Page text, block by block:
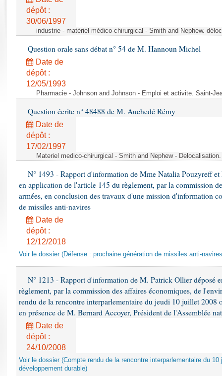
Rapports d'enquête
Rapports législatifs
Dossiers législatifs
Budget et sécurité sociale
Questions écrites et orales
dépôt :
30/06/1997
industrie - matériel médico-chirurgical - Smith and Nephew.
Question orale sans débat n° 54 de M. Hannoun Michel
Date de
dépôt :
12/05/1993
Pharmacie - Johnson and Johnson - Emploi et activite. Saint-
Question écrite n° 48488 de M. Auchedé Rémy
Date de
dépôt :
17/02/1997
Materiel medico-chirurgical - Smith and Nephew -
N° 1493 - Rapport d'information de Mme Natalia Pouzyreff
en application de l'article 145 du règlement, par la commission
armées, en conclusion des travaux d'une mission d'information
de missiles anti-navires
Date de
dépôt :
12/12/2018
Voir le dossier (Défense : prochaine génération de missiles anti-
N° 1213 - Rapport d'information de M. Patrick Ollier déposé
règlement, par la commission des affaires économiques, de
rendu de la rencontre interparlementaire du jeudi 10 juillet 2008
en présence de M. Bernard Accoyer, Président de l'Assemblée
Date de
dépôt :
24/10/2008
Voir le dossier (Compte rendu de la rencontre interparlementaire du
développement durable)